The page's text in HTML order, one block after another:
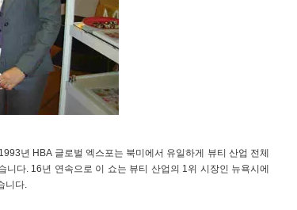
년 HBA 글로벌 엑스포는 북미에서 유일하게 뷰티 산업 전체
다. 16년 연속으로 이 쇼는 뷰티 산업의 1위 시장인 뉴욕시에
니다.